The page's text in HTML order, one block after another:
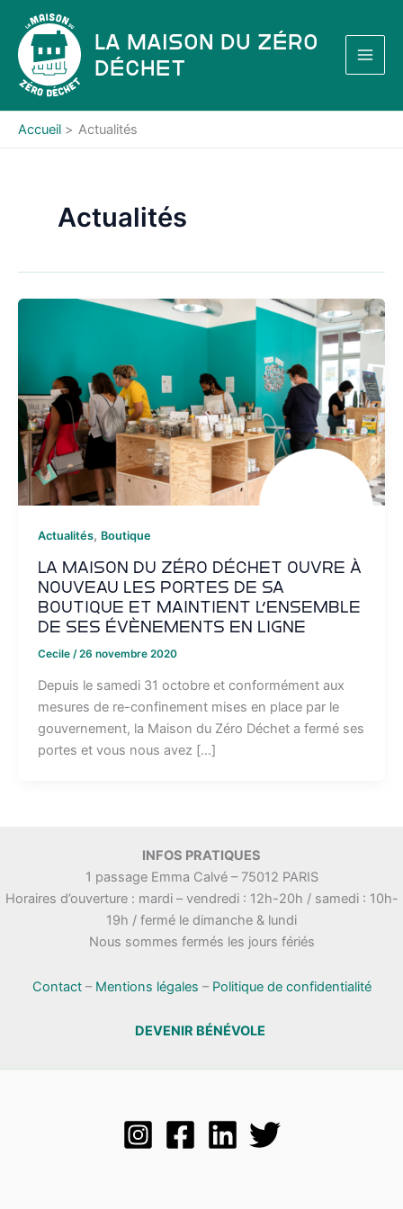
contenu
La Maison du Zéro
Déchet
Accueil Actualités
Actualités
Actualités, Boutique
La Maison du Zéro Déchet ouvre à
nouveau les portes de sa
boutique et maintient l’ensemble
de ses évènements en ligne
Cecile /26 novembre 2020
Depuis le samedi 31 octobre et conformément aux
mesures de re-confinement mises en place par le
gouvernement, la Maison du Zéro Déchet a fermé ses
portes et vous nous avez […]
INFOS PRATIQUES
1 passage Emma Calvé – 75012 PARIS
Horaires d’ouverture : mardi – vendredi : 12h-20h / samedi : 10h-
19h / fermé le dimanche & lundi
Nous sommes fermés les jours fériés
Contact– Mentions légales – Politique de confidentialité
DEVENIR BÉNÉVOLE